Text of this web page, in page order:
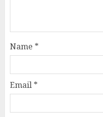
Name *
Email *